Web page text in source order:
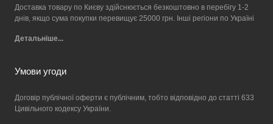
Доставка товару по Києву здійснюється безкоштовно в перебігу 1-2
днів, якщо сума покупки перевищує 25000 грн. Інші регіони по Україні
Детальніше...
Умови угоди
Договір публічної оферти є публічним, тобто відповідно до статті 633
Цивільного кодексу України.